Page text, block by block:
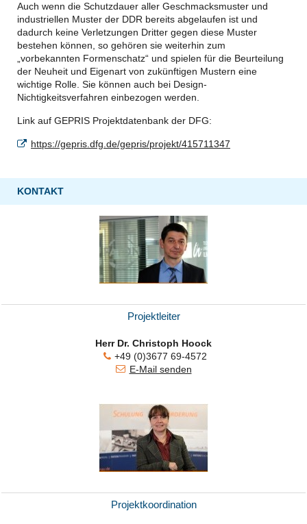
Auch wenn die Schutzdauer aller Geschmacksmuster und
industriellen Muster der DDR bereits abgelaufen ist und
dadurch keine Verletzungen Dritter gegen diese Muster
bestehen können, so gehören sie weiterhin zum
„vorbekannten Formenschatz“ und spielen für die Beurteilung
der Neuheit und Eigenart von zukünftigen Mustern eine
wichtige Rolle. Sie können auch bei Design-
Nichtigkeitsverfahren einbezogen werden.
Link auf GEPRIS Projektdatenbank der DFG:
https://gepris.dfg.de/gepris/projekt/415711347
KONTAKT
Projektleiter
Herr Dr. Christoph Hoock
+49 (0)3677 69-4572
E-Mail senden
Projektkoordination